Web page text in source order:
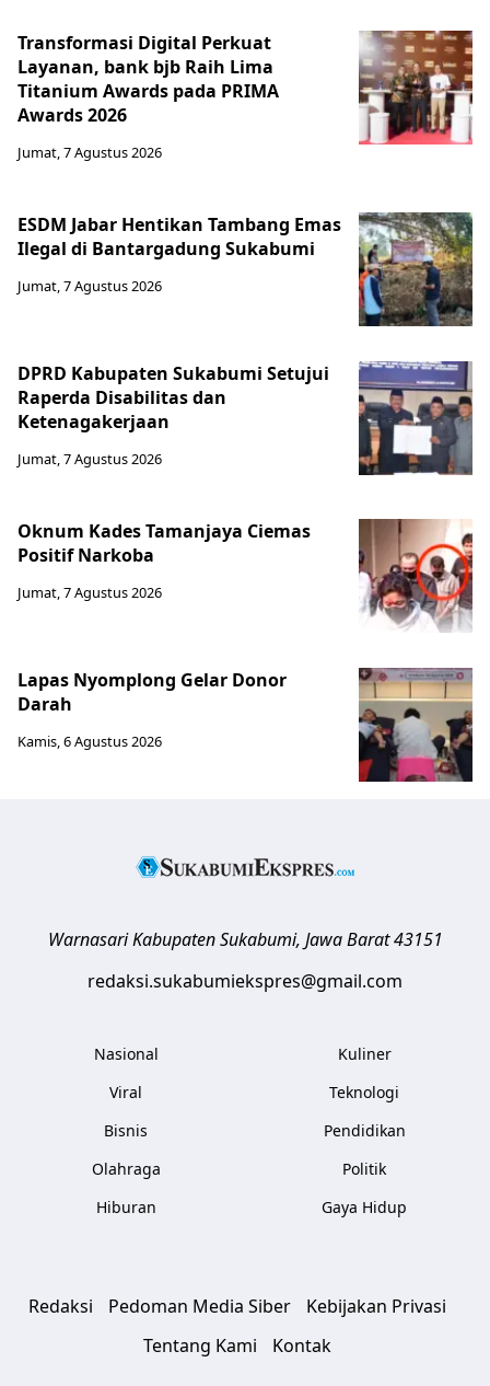
Transformasi Digital Perkuat
Layanan, bank bjb Raih Lima
Titanium Awards pada PRIMA
Awards 2026
Jumat, 7 Agustus 2026
ESDM Jabar Hentikan Tambang Emas
Ilegal di Bantargadung Sukabumi
Jumat, 7 Agustus 2026
DPRD Kabupaten Sukabumi Setujui
Raperda Disabilitas dan
Ketenagakerjaan
Jumat, 7 Agustus 2026
Oknum Kades Tamanjaya Ciemas
Positif Narkoba
Jumat, 7 Agustus 2026
Lapas Nyomplong Gelar Donor
Darah
Kamis, 6 Agustus 2026
Warnasari Kabupaten Sukabumi, Jawa Barat 43151
redaksi.sukabumiekspres@gmail.com
Nasional
Viral
Bisnis
Olahraga
Hiburan
Kuliner
Teknologi
Pendidikan
Politik
Gaya Hidup
Redaksi Pedoman Media Siber
Kebijakan Privasi
Tentang Kami
Kontak